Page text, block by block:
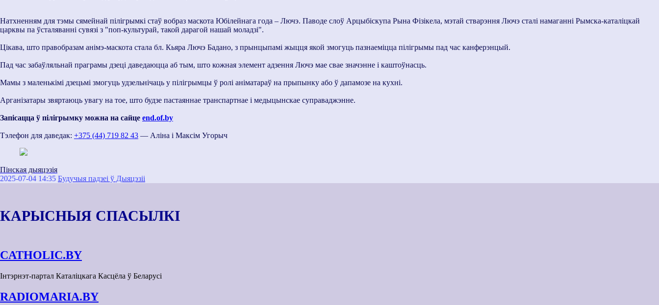
Натхненням для тэмы сямейнай пілігрымкі стаў вобраз маскота Юбілейнага года – Лючэ. Паводе слоў Арцыбіскупа Рына Фізікела, мэтай стварэння Лючэ сталі намаганні Рымска-каталіцкай
царквы па ўсталяванні сувязі з "поп-культурай, такой дарагой нашай моладзі".
Цікава, што правобразам анімэ-маскота стала бл. Кьяра Лючэ Бадано, з прынцыпамі жыцця якой змогуць пазнаеміцца пілігрымы пад час канферэнцый.
Пад час забаўляльнай праграмы дзеці даведаюцца аб тым, што кожная элемент адзення Лючэ мае свае значэнне і каштоўнасць.
Мамы з маленькімі дзецьмі змогуць удзельнічаць у пілігрымцы ў ролі аніматараў на прыпынку або ў дапамозе на кухні.
Арганізатары звяртаюць увагу на тое, што будзе пастаяннае транспартнае і медыцынскае суправаджэнне.
Запісацца ў пiлiгрымку можна на сайце end.of.by
Тэлефон для даведак: +375 (44) 719 82 43 — Алiна і Максім Угорыч
Пінская дыяцэзія
2025-07-04 14:35 Будучыя падзеі ў Дыяцэзіі
КАРЫСНЫЯ СПАСЫЛКІ
CATHOLIC.BY
Інтэрнэт-партал Каталіцкага Касцёла ў Беларусі
RADIOMARIA.BY